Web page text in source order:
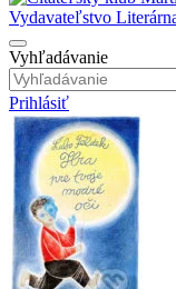
Vyhľadávanie
Prihlásiť